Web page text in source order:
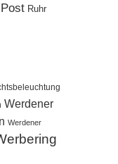
Post Ruhr
Werdener
Werdener